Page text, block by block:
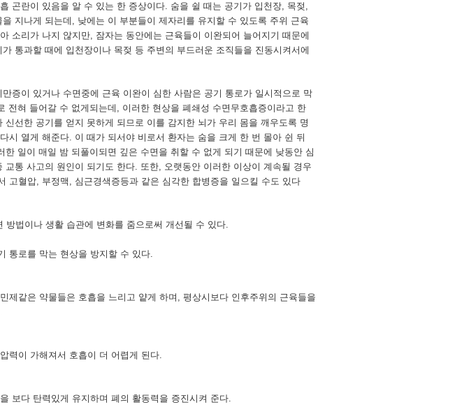
곤란이 있음을 알 수 있는 한 증상이다. 숨을 쉴 때는 공기가 입천장, 목젖,
지나게 되는데, 낮에는 이 부분들이 제자리를 유지할 수 있도록 주위 근육
소리가 나지 않지만, 잠자는 동안에는 근육들이 이완되어 늘어지기 때문에
통과할 때에 입천장이나 목젖 등 주변의 부드러운 조직들을 진동시켜서에
증이 있거나 수면중에 근육 이완이 심한 사람은 공기 통로가 일시적으로 막
전혀 들어갈 수 없게되는데, 이러한 현상을 폐쇄성 수면무호흡증이라고 한
신선한 공기를 얻지 못하게 되므로 이를 감지한 뇌가 우리 몸을 깨우도록 명
시 열게 해준다. 이 때가 되서야 비로서 환자는 숨을 크게 한 번 몰아 쉰 뒤
한 일이 매일 밤 되풀이되면 깊은 수면을 취할 수 없게 되기 때문에 낮동안 심
교통 사고의 원인이 되기도 한다. 또한, 오랫동안 이러한 이상이 계속될 경우
고혈압, 부정맥, 심근경색증등과 같은 심각한 합병증을 일으킬 수도 있다
방법이나 생활 습관에 변화를 줌으로써 개선될 수 있다.
통로를 막는 현상을 방지할 수 있다.
제같은 약물들은 호흡을 느리고 얕게 하며, 평상시보다 인후주위의 근육들을
력이 가해져서 호흡이 더 어렵게 된다.
보다 탄력있게 유지하며 폐의 활동력을 증진시켜 준다.